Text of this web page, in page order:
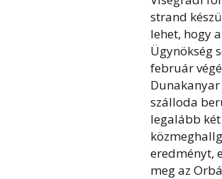
strand
lehet, hogy
Ügynökség
február
szálloda
legalább
eredményt,
meg az